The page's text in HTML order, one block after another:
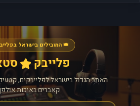
👑 המובילים בישראל
פלייבק
האתר הגדול בישראל לפלייבקים,
קאברים באיכות